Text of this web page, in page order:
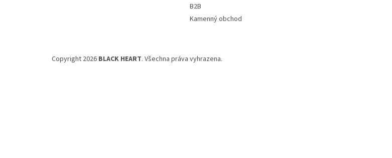
B2B
Kamenný obchod
Copyright 2026 BLACK HEART. Všechna práva vyhrazena.